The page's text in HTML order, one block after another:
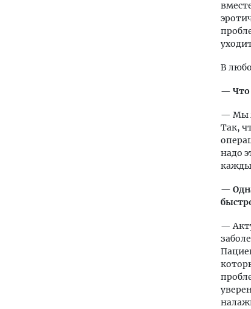
В
— Что
— Мы
Так,
надо
—
—